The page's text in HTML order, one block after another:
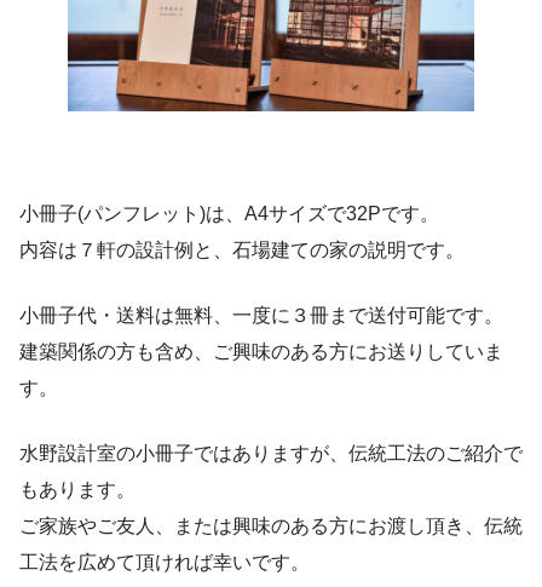
小冊子(パンフレット)は、A4サイズで32Pです。
内容は７軒の設計例と、石場建ての家の説明です。
小冊子代・送料は無料、一度に３冊まで送付可能です。
建築関係の方も含め、ご興味のある方にお送りしていま
す。
水野設計室の小冊子ではありますが、伝統工法のご紹介で
もあります。
ご家族やご友人、または興味のある方にお渡し頂き、伝統
工法を広めて頂ければ幸いです。